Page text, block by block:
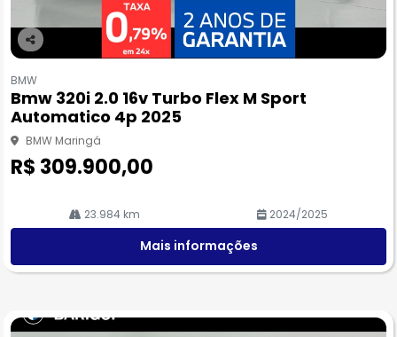
Co
pa
rtil
he
BMW
Bmw 320i 2.0 16v Turbo Flex M Sport
Automatico 4p 2025
BMW Maringá
R$ 309.900,00
23.984 km 2024/2025
Mais informações